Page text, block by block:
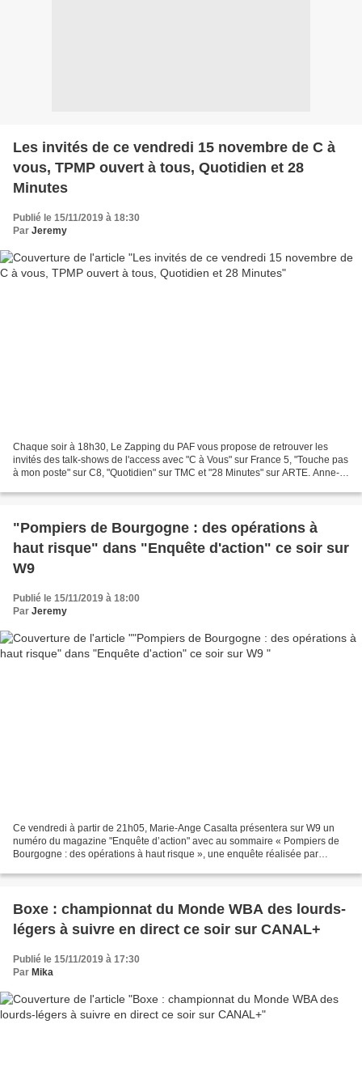
Les invités de ce vendredi 15 novembre de C à
vous, TPMP ouvert à tous, Quotidien et 28
Minutes
Publié le 15/11/2019 à 18:30
Par Jeremy
Chaque soir à 18h30, Le Zapping du PAF vous propose de retrouver les
invités des talk-shows de l'access avec "C à Vous" sur France 5, "Touche pas
à mon poste" sur C8, "Quotidien" sur TMC et "28 Minutes" sur ARTE. Anne-
"Pompiers de Bourgogne : des opérations à
haut risque" dans "Enquête d'action" ce soir sur
W9
Publié le 15/11/2019 à 18:00
Par Jeremy
Ce vendredi à partir de 21h05, Marie-Ange Casalta présentera sur W9 un
numéro du magazine "Enquête d’action" avec au sommaire « Pompiers de
Bourgogne : des opérations à haut risque », une enquête réalisée par
Boxe : championnat du Monde WBA des lourds-
légers à suivre en direct ce soir sur CANAL+
Publié le 15/11/2019 à 17:30
Par Mika